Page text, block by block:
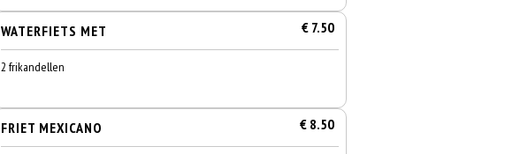
WATERFIETS MET € 7.50
2 frikandellen
FRIET MEXICANO € 8.50